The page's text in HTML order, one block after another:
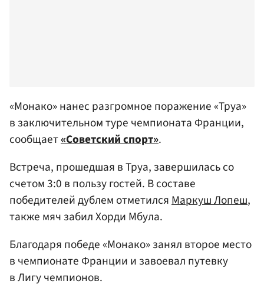
«Монако» нанес разгромное поражение «Труа»
в заключительном туре чемпионата Франции,
сообщает«Советский спорт».
Встреча, прошедшая в Труа, завершилась со
счетом 3:0 в пользу гостей. В составе
победителей дублем отметилсяМаркуш Лопеш,
также мяч забил Хорди Мбула.
Благодаря победе «Монако» занял второе место
в чемпионате Франции и завоевал путевку
в Лигу чемпионов.